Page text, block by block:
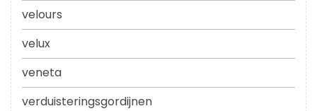
velours
velux
veneta
verduisteringsgordijnen